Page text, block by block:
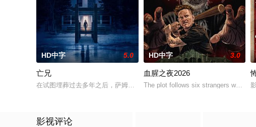
HD中字 5.0
亡兄
在试图埋葬过去多年之后，萨姆被迫回到了她空荡荡的童年故居，因为她
HD中字 3.0
血腥之夜2026
The plot follows six strangers who
影视评论